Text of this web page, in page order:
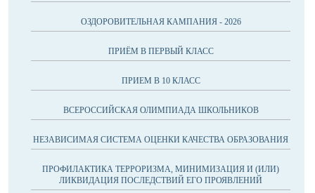
ОЗДОРОВИТЕЛЬНАЯ КАМПАНИЯ - 2026
ПРИЁМ В ПЕРВЫЙ КЛАСС
ПРИЕМ В 10 КЛАСС
ВСЕРОССИЙСКАЯ ОЛИМПИАДА ШКОЛЬНИКОВ
НЕЗАВИСИМАЯ СИСТЕМА ОЦЕНКИ КАЧЕСТВА ОБРАЗОВАНИЯ
ПРОФИЛАКТИКА ТЕРРОРИЗМА, МИНИМИЗАЦИЯ И (ИЛИ)
ЛИКВИДАЦИЯ ПОСЛЕДСТВИЙ ЕГО ПРОЯВЛЕНИЙ